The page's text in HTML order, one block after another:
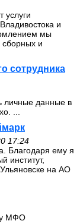
услуги
и
мы
сборных и
сотрудника
личные данные в
...
17:24
Благодаря ему я
институт,
на АО
МФО